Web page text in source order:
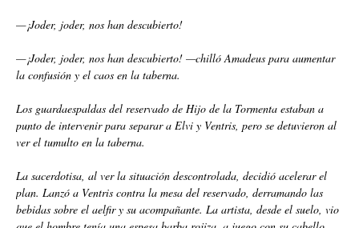
—¡Joder, joder, nos han descubierto!
—¡Joder, joder, nos han descubierto! —chilló Amadeus para aumentar
la confusión y el caos en la taberna.
Los guardaespaldas del reservado de Hijo de la Tormenta estaban a
punto de intervenir para separar a Elvi y Ventris, pero se detuvieron al
ver el tumulto en la taberna.
La sacerdotisa, al ver la situación descontrolada, decidió acelerar el
plan. Lanzó a Ventris contra la mesa del reservado, derramando las
bebidas sobre el aelfir y su acompañante. La artista, desde el suelo, vio